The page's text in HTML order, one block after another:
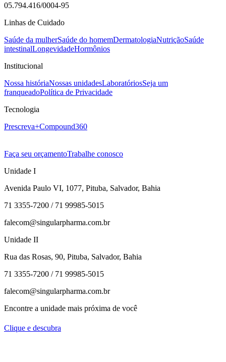
05.794.416/0004-95
Linhas de Cuidado
Saúde da mulherSaúde do homemDermatologiaNutriçãoSaúde
intestinalLongevidadeHormônios
Institucional
Nossa históriaNossas unidadesLaboratóriosSeja um
franqueadoPolítica de Privacidade
Tecnologia
Prescreva+Compound360
Faça seu orçamentoTrabalhe conosco
Unidade I
Avenida Paulo VI, 1077, Pituba, Salvador, Bahia
71 3355-7200 / 71 99985-5015
falecom@singularpharma.com.br
Unidade II
Rua das Rosas, 90, Pituba, Salvador, Bahia
71 3355-7200 / 71 99985-5015
falecom@singularpharma.com.br
Encontre a unidade mais próxima de você
Clique e descubra